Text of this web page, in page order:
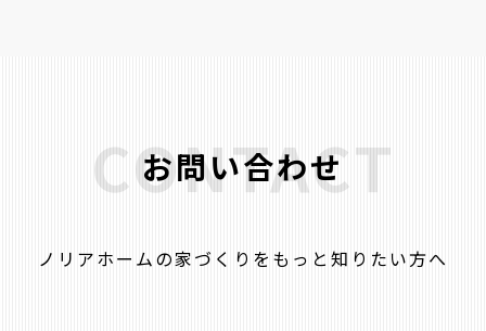
お問い合わせ
CONTACT
ノリアホームの家づくりをもっと知りたい方へ